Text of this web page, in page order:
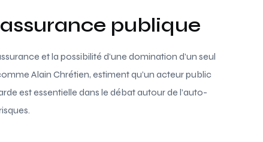
publique
et la possibilité d’une domination d’un seul
Alain Chrétien, estiment qu’un acteur public
est essentielle dans le débat autour de l’auto-